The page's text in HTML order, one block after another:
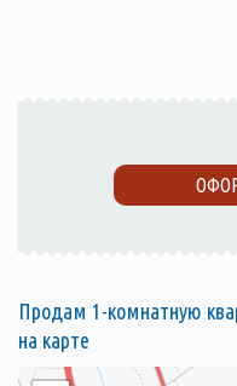
Продам 1-комнатную
на карте